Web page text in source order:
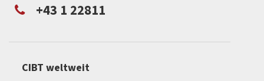
+43 1 22811
CIBT weltweit